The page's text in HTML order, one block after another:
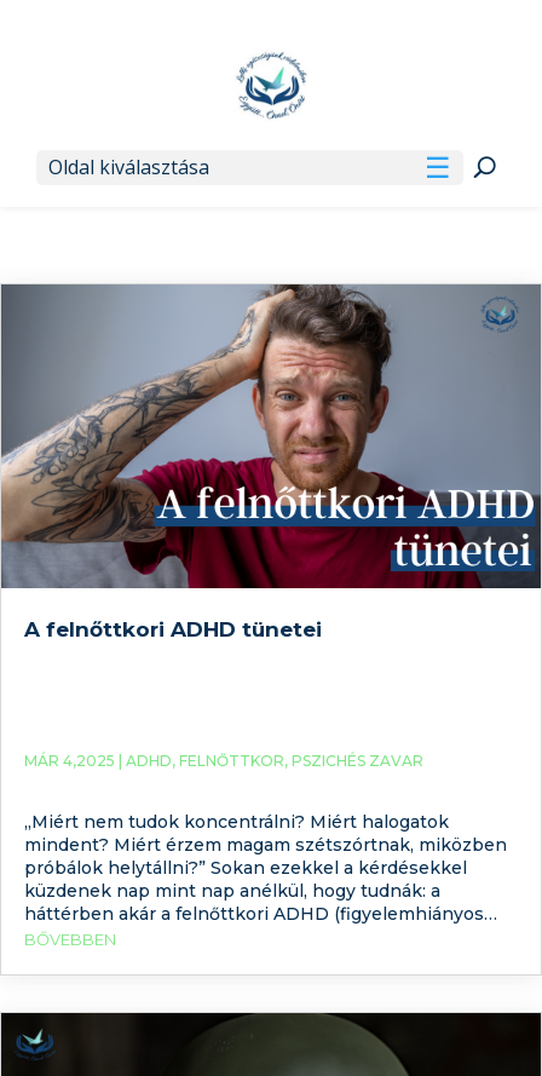
Oldal kiválasztása
A felnőttkori ADHD tünetei
MÁR 4,2025 | ADHD, FELNŐTTKOR, PSZICHÉS ZAVAR
„Miért nem tudok koncentrálni? Miért halogatok
mindent? Miért érzem magam szétszórtnak, miközben
próbálok helytállni?” Sokan ezekkel a kérdésekkel
küzdenek nap mint nap anélkül, hogy tudnák: a
háttérben akár a felnőttkori ADHD (figyelemhiányos
hiperaktivitás-zavar) is állhat. Bár az ADHD-t gyakran
gyermekkorban nem ismerik fel, így a zavar tünetei
BŐVEBBEN